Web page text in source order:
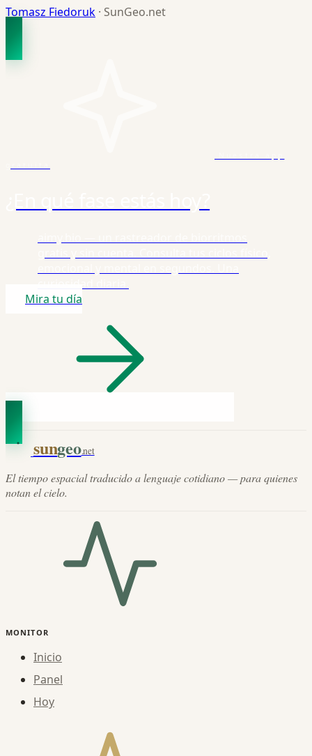
Tomasz Fiedoruk · SunGeo.net
Mira tu día
sungeo.net
El tiempo espacial traducido a lenguaje cotidiano — para quienes
notan el cielo.
MONITOR
Inicio
Panel
Hoy